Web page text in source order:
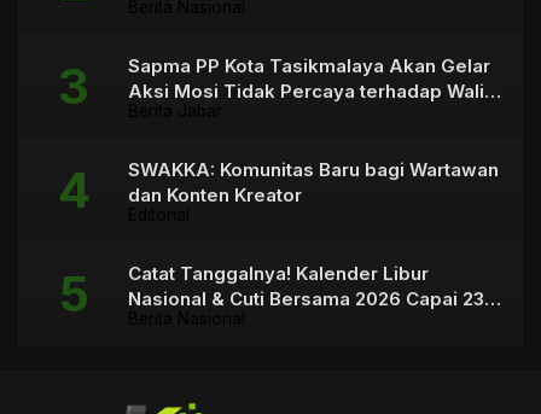
Sapma PP Kota Tasikmalaya Akan Gelar
Aksi Mosi Tidak Percaya terhadap Wali
SWAKKA: Komunitas Baru bagi Wartawan
dan Konten Kreator
Catat Tanggalnya! Kalender Libur
Nasional & Cuti Bersama 2026 Capai 23